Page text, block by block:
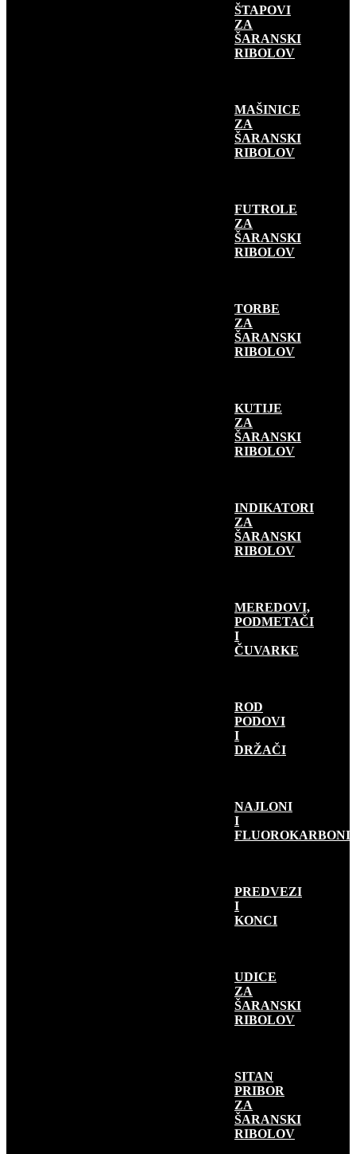
ŠTAPOVI
ZA
ŠARANSKI
RIBOLOV
MAŠINICE
ZA
ŠARANSKI
RIBOLOV
FUTROLE
ZA
ŠARANSKI
RIBOLOV
TORBE
ZA
ŠARANSKI
RIBOLOV
KUTIJE
ZA
ŠARANSKI
RIBOLOV
INDIKATORI
ZA
ŠARANSKI
RIBOLOV
MEREDOVI,
PODMETAČI
I
ČUVARKE
ROD
PODOVI
I
DRŽAČI
NAJLONI
I
FLUOROKARBONI
PREDVEZI
I
KONCI
UDICE
ZA
ŠARANSKI
RIBOLOV
SITAN
PRIBOR
ZA
ŠARANSKI
RIBOLOV